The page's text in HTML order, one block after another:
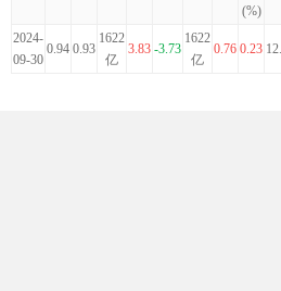
(%)
2024-
09-30
0.94 0.93
1622
亿
3.83 -3.73
1622
亿
0.76 0.23